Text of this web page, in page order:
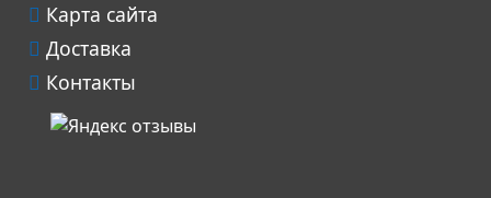
Карта сайта
Доставка
Контакты